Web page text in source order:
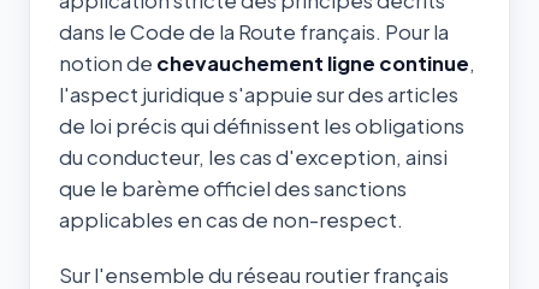
dans le Code de la Route français. Pour la
notion de chevauchement ligne continue,
l'aspect juridique s'appuie sur des articles
de loi précis qui définissent les obligations
du conducteur, les cas d'exception, ainsi
que le barème officiel des sanctions
applicables en cas de non-respect.
Sur l'ensemble du réseau routier français